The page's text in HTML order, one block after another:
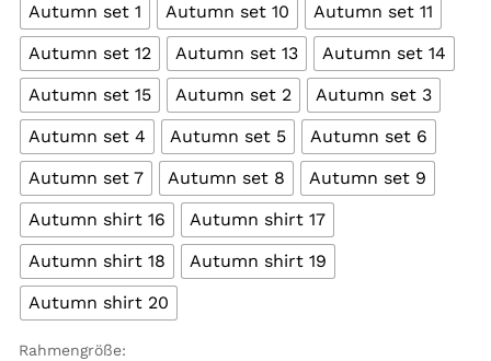
Autumn set 1 Autumn set 10
Autumn set 11
Autumn set 12
Autumn set 13
Autumn set 14
Autumn set 15
Autumn set 2
Autumn set 3
Autumn set 4
Autumn set 5
Autumn set 6
Autumn set 7
Autumn set 8
Autumn set 9
Autumn shirt 16
Autumn shirt 17
Autumn shirt 18
Autumn shirt 19
Autumn shirt 20
Rahmengröße: